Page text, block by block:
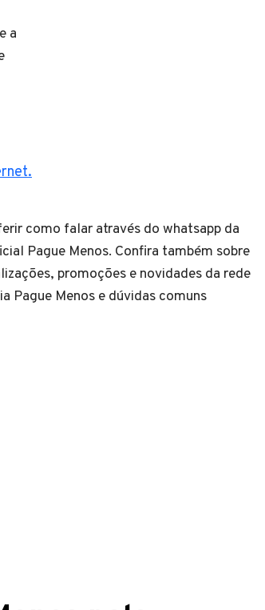
a
como falar através do whatsapp da
Pague Menos. Confira também sobre
promoções e novidades da rede
Pague Menos e dúvidas comuns